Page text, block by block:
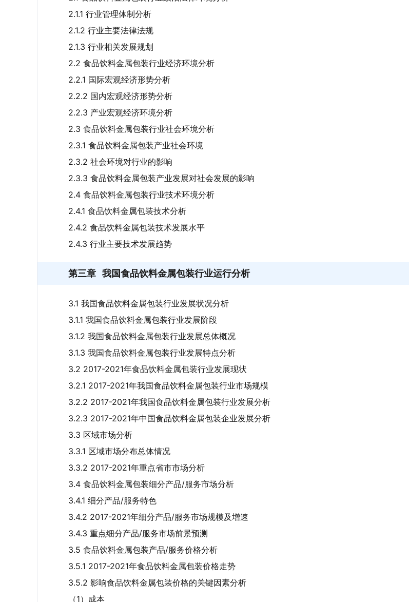
2.1.1 行业管理体制分析
2.1.2 行业主要法律法规
2.1.3 行业相关发展规划
2.2 食品饮料金属包装行业经济环境分析
2.2.1 国际宏观经济形势分析
2.2.2 国内宏观经济形势分析
2.2.3 产业宏观经济环境分析
2.3 食品饮料金属包装行业社会环境分析
2.3.1 食品饮料金属包装产业社会环境
2.3.2 社会环境对行业的影响
2.3.3 食品饮料金属包装产业发展对社会发展的影响
2.4 食品饮料金属包装行业技术环境分析
2.4.1 食品饮料金属包装技术分析
2.4.2 食品饮料金属包装技术发展水平
2.4.3 行业主要技术发展趋势
第三章 我国食品饮料金属包装行业运行分析
3.1 我国食品饮料金属包装行业发展状况分析
3.1.1 我国食品饮料金属包装行业发展阶段
3.1.2 我国食品饮料金属包装行业发展总体概况
3.1.3 我国食品饮料金属包装行业发展特点分析
3.2 2017-2021年食品饮料金属包装行业发展现状
3.2.1 2017-2021年我国食品饮料金属包装行业市场规模
3.2.2 2017-2021年我国食品饮料金属包装行业发展分析
3.2.3 2017-2021年中国食品饮料金属包装企业发展分析
3.3 区域市场分析
3.3.1 区域市场分布总体情况
3.3.2 2017-2021年重点省市市场分析
3.4 食品饮料金属包装细分产品/服务市场分析
3.4.1 细分产品/服务特色
3.4.2 2017-2021年细分产品/服务市场规模及增速
3.4.3 重点细分产品/服务市场前景预测
3.5 食品饮料金属包装产品/服务价格分析
3.5.1 2017-2021年食品饮料金属包装价格走势
3.5.2 影响食品饮料金属包装价格的关键因素分析
（1）成本